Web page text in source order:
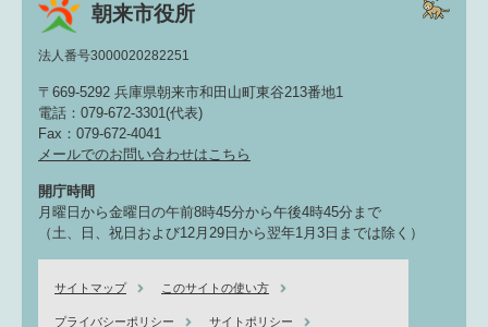
朝来市役所
法人番号3000020282251
〒669-5292 兵庫県朝来市和田山町東谷213番地1
電話：079-672-3301(代表)
Fax：079-672-4041
メールでのお問い合わせはこちら
開庁時間
月曜日から金曜日の午前8時45分から午後4時45分まで
（土、日、祝日および12月29日から翌年1月3日までは除く）
サイトマップ このサイトの使い方
プライバシーポリシー サイトポリシー